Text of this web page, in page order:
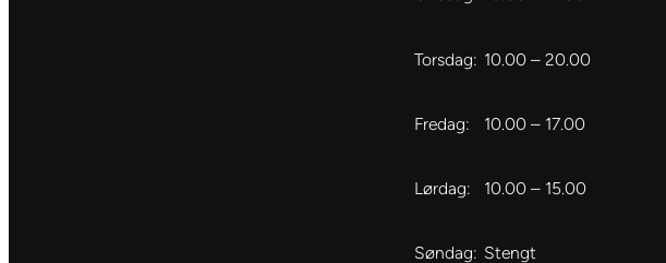
Torsdag: 10.00 – 20.00
Fredag: 10.00 – 17.00
Lørdag: 10.00 – 15.00
Søndag: Stengt